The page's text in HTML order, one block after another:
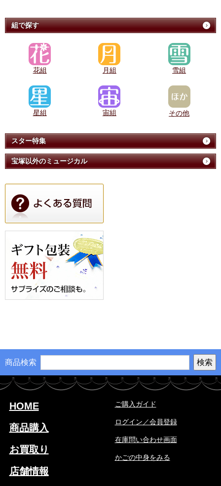
組で探す
花組 月組 雪組
星組 宙組 その他
スター特集
宝塚以外のミュージカル
商品検索
HOME
商品購入
お買取り
店舗情報
ご購入ガイド
ログイン／会員登録
在庫問い合わせ画面
かごの中身をみる